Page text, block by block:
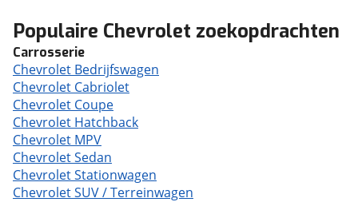
Populaire Chevrolet zoekopdrachten
Carrosserie
Chevrolet Bedrijfswagen
Chevrolet Cabriolet
Chevrolet Coupe
Chevrolet Hatchback
Chevrolet MPV
Chevrolet Sedan
Chevrolet Stationwagen
Chevrolet SUV / Terreinwagen